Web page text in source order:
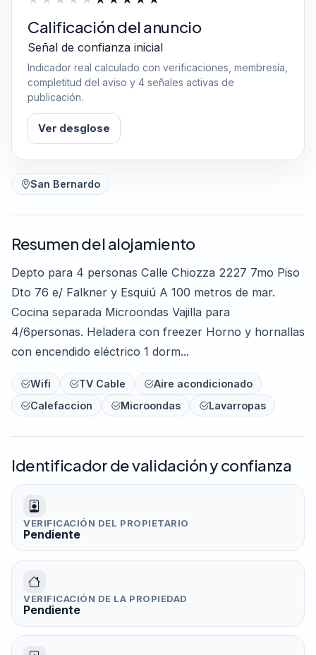
Calificación del anuncio
Señal de confianza inicial
Indicador real calculado con verificaciones, membresía,
completitud del aviso y 4 señales activas de
publicación.
Ver desglose
San Bernardo
Resumen del alojamiento
Depto para 4 personas Calle Chiozza 2227 7mo Piso
Dto 76 e/ Falkner y Esquiú A 100 metros de mar.
Cocina separada Microondas Vajilla para
4/6personas. Heladera con freezer Horno y hornallas
con encendido eléctrico 1 dorm...
Wifi TV Cable
Aire acondicionado
Calefaccion
Microondas Lavarropas
Identificador de validación y confianza
VERIFICACIÓN DEL PROPIETARIO
Pendiente
VERIFICACIÓN DE LA PROPIEDAD
Pendiente